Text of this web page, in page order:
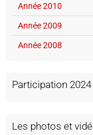
Année 2010
Année 2009
Année 2008
Participation
Les photos et